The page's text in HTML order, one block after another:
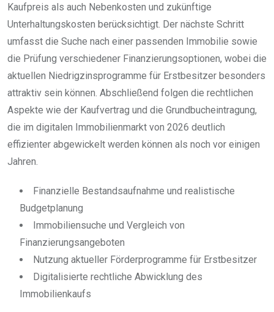
Kaufpreis als auch Nebenkosten und zukünftige
Unterhaltungskosten berücksichtigt. Der nächste Schritt
umfasst die Suche nach einer passenden Immobilie sowie
die Prüfung verschiedener Finanzierungsoptionen, wobei die
aktuellen Niedrigzinsprogramme für Erstbesitzer besonders
attraktiv sein können. Abschließend folgen die rechtlichen
Aspekte wie der Kaufvertrag und die Grundbucheintragung,
die im digitalen Immobilienmarkt von 2026 deutlich
effizienter abgewickelt werden können als noch vor einigen
Jahren.
Finanzielle Bestandsaufnahme und realistische
Budgetplanung
Immobiliensuche und Vergleich von
Finanzierungsangeboten
Nutzung aktueller Förderprogramme für Erstbesitzer
Digitalisierte rechtliche Abwicklung des
Immobilienkaufs